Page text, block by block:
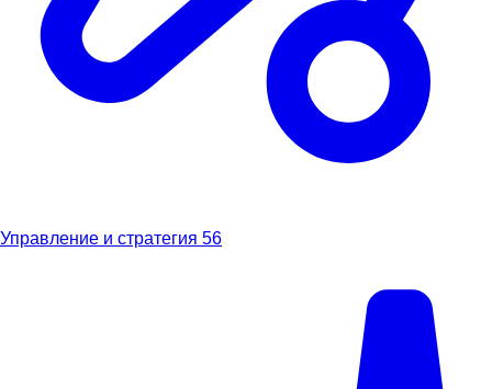
Управление и стратегия 56